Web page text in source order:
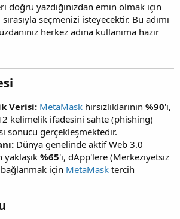
doğru yazdığınızdan emin olmak için
seçmenizi isteyecektir. Bu adımı
herkez adına kullanıma hazır
Verisi: MetaMask hırsızlıklarının %90'ı,
kelimelik ifadesini sahte (phishing)
sonucu gerçekleşmektedir.
Dünya genelinde aktif Web 3.0
yaklaşık %65'i, dApp'lere (Merkeziyetsiz
için MetaMask tercih